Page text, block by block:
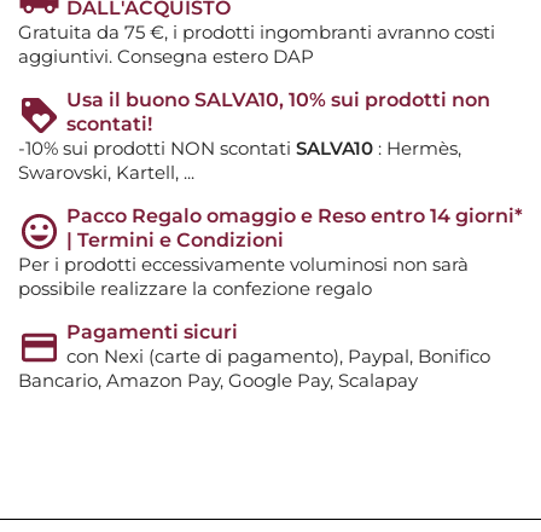
DALL'ACQUISTO
Gratuita da 75 €, i prodotti ingombranti avranno costi
aggiuntivi. Consegna estero DAP
Usa il buono SALVA10, 10% sui prodotti non
scontati!
-10% sui prodotti NON scontati SALVA10 : Hermès,
Swarovski, Kartell, ...
Pacco Regalo omaggio e Reso entro 14 giorni*
| Termini e Condizioni
Per i prodotti eccessivamente voluminosi non sarà
possibile realizzare la confezione regalo
Pagamenti sicuri
con Nexi (carte di pagamento), Paypal, Bonifico
Bancario, Amazon Pay, Google Pay, Scalapay